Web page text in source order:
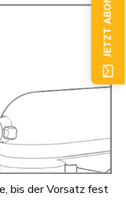
bis der Vorsatz fest